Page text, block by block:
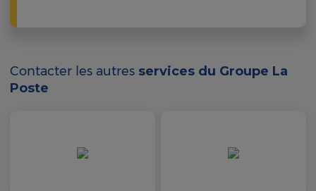
Contacter les autres services du Groupe La
Poste